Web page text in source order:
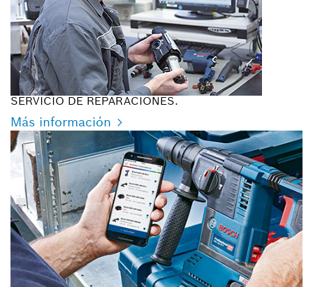
SERVICIO DE REPARACIONES.
Más información